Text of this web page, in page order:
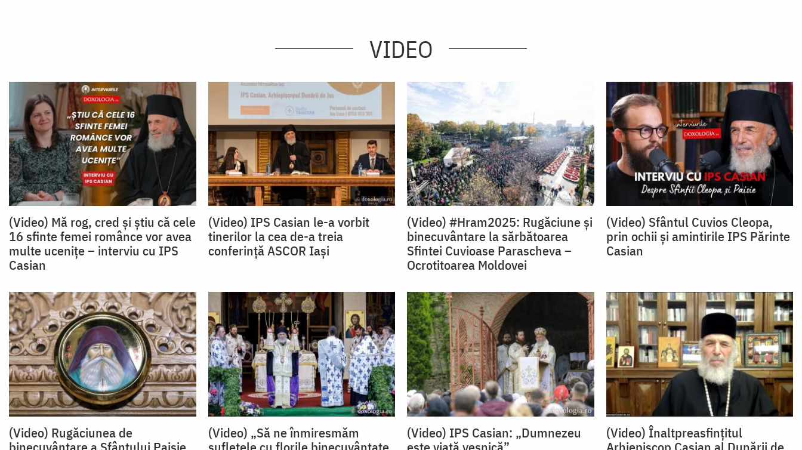
VIDEO
(Video) Mă rog, cred și știu că cele
16 sfinte femei românce vor avea
multe ucenițe – interviu cu IPS
Casian
(Video) IPS Casian le-a vorbit
tinerilor la cea de-a treia
conferință ASCOR Iași
(Video) #Hram2025: Rugăciune și
binecuvântare la sărbătoarea
Sfintei Cuvioase Parascheva –
Ocrotitoarea Moldovei
(Video) Sfântul Cuvios Cleopa,
prin ochii și amintirile IPS Părinte
Casian
(Video) Rugăciunea de
(Video) „Să ne înmiresmăm
(Video) IPS Casian: „Dumnezeu
(Video) Înaltpreasfințitul